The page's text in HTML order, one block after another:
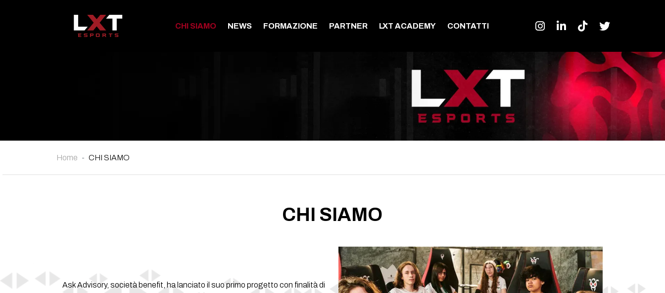
CHI SIAMO NEWS FORMAZIONE PARTNER LXT ACADEMY CONTATTI
Home CHI SIAMO
CHI SIAMO
Ask Advisory, società benefit, ha lanciato il suo primo progetto con finalità di